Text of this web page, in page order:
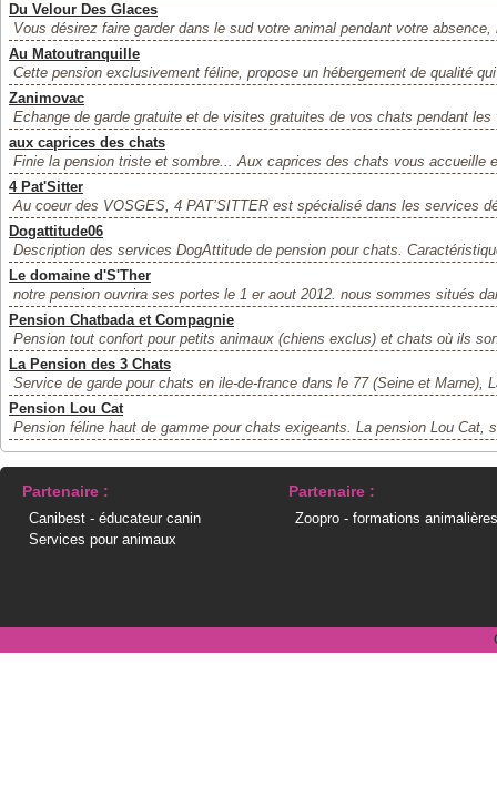
Du Velour Des Glaces
Vous désirez faire garder dans le sud votre animal pendant votre
Au Matoutranquille
Cette pension exclusivement féline, propose un hébergement de qualité
Zanimovac
Echange de garde gratuite et de visites gratuites de vos chats pendant
aux caprices des chats
Finie la pension triste et sombre... Aux caprices des chats vous accueille
4 Pat'Sitter
Au coeur des VOSGES, 4 PAT’SITTER est spécialisé dans les services
Dogattitude06
Description des services DogAttitude de pension pour chats.
Le domaine d'S'Ther
notre pension ouvrira ses portes le 1 er aout 2012. nous sommes situés
Pension Chatbada et Compagnie
Pension tout confort pour petits animaux (chiens exclus) et chats où ils
La Pension des 3 Chats
Service de garde pour chats en ile-de-france dans le 77 (Seine et Marne),
Pension Lou Cat
Pension féline haut de gamme pour chats exigeants. La pension Lou Cat,
Partenaire :
Canibest - éducateur canin
Services pour animaux
Partenaire :
Zoopro - formations animalières